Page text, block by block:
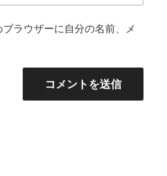
ラウザーに自分の名前、メ